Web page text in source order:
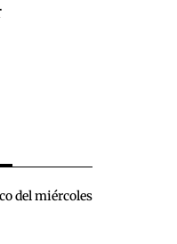
del miércoles